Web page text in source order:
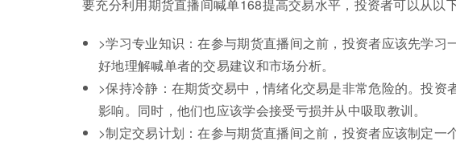
要充分利用期货直播间喊单168提高交易水平，投资者可以从以
>学习专业知识：在参与期货直播间之前，投资者应该先学
好地理解喊单者的交易建议和市场分析。
>保持冷静：在期货交易中，情绪化交易是非常危险的。投
影响。同时，他们也应该学会接受亏损并从中吸取教训。
>制定交易计划：在参与期货直播间之前，投资者应该制定